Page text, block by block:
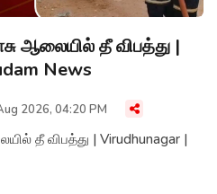
ஆலையில் தீ விபத்து |
News
2026, 04:20 PM
தீ விபத்து | Virudhunagar |